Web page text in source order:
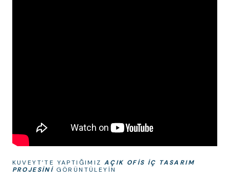
KUVEYT’TE YAPTIĞIMIZ AÇIK OFIS IÇ TASARIM
PROJESINI GÖRÜNTÜLEYIN